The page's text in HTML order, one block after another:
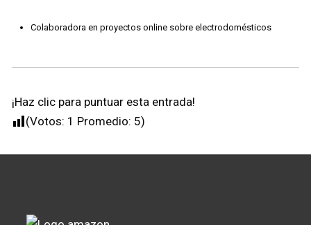
Colaboradora en proyectos online sobre electrodomésticos
¡Haz clic para puntuar esta entrada!
(Votos: 1 Promedio: 5)